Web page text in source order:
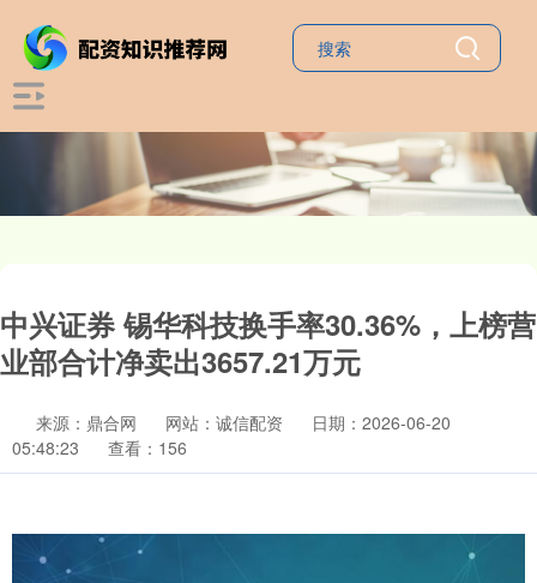
中兴证券 锡华科技换手率30.36%，上榜营
业部合计净卖出3657.21万元
来源：鼎合网 网站：诚信配资
日期：2026-06-20
05:48:23
查看：156